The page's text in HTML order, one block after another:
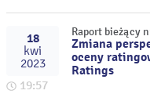
18
kwi
2023
19:57
Raport bieżący
Zmiana
oceny
Ratings